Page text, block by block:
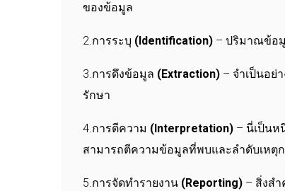
ของข้อมูล
2.การระบุ (Identification) – ปริมาณข้อมู
3.การดึงข้อมูล (Extraction) – จำเป็นอ
รักษา
4.การตีความ (Interpretation) – นี่เป็นห
สามารถตีความข้อมูลที่พบและลำดับเหตุ
5.การจัดทำรายงาน (Reporting) – สิ่งส